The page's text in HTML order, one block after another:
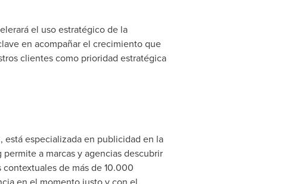
el uso estratégico de la
en acompañar el crecimiento que
clientes como prioridad estratégica
especializada en publicidad en la
a marcas y agencias descubrir
de más de 10.000